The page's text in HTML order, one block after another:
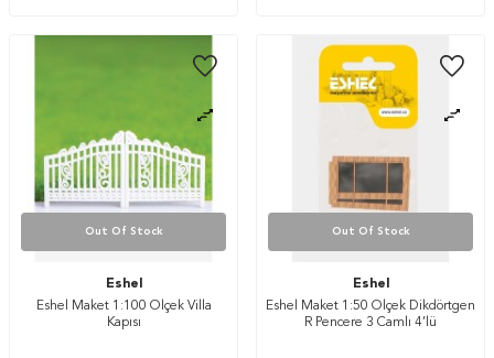
Out Of Stock
Eshel
Eshel Maket 1:100 Ölçek Villa
Kapısı
Out Of Stock
Eshel
Eshel Maket 1:50 Ölçek Dikdörtgen
R Pencere 3 Camlı 4’lü